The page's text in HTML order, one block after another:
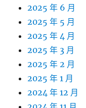
2025 年 6 月
2025 年 5 月
2025 年 4 月
2025 年 3 月
2025 年 2 月
2025 年 1 月
2024 年 12 月